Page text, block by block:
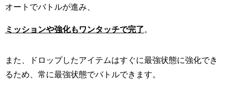
オートでバトルが進み、
ミッションや強化もワンタッチで完了
また、ドロップしたアイテムはすぐに最強状態に強化でき
るため、常に最強状態でバトルできます。